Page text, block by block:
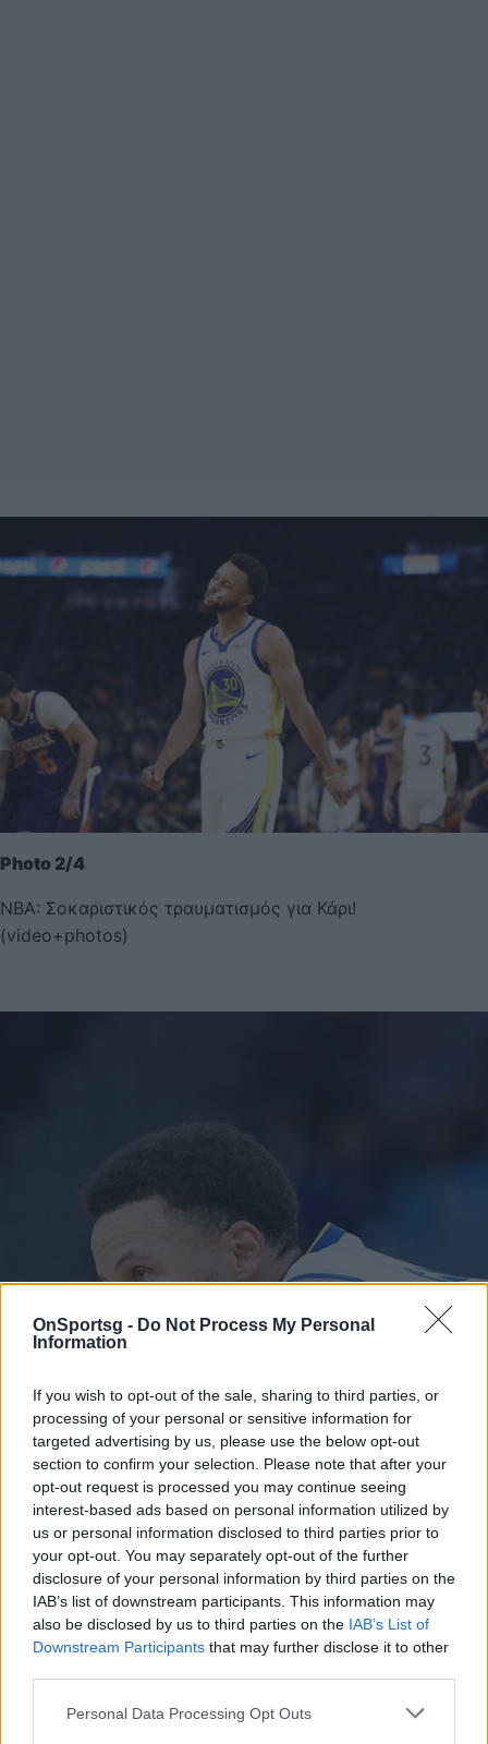
OnSportsg - Do Not Process My Personal
Information
If you wish to opt-out of the sale, sharing to third parties, or
processing of your personal or sensitive information for
targeted advertising by us, please use the below opt-out
section to confirm your selection. Please note that after your
opt-out request is processed you may continue seeing
interest-based ads based on personal information utilized by
us or personal information disclosed to third parties prior to
your opt-out. You may separately opt-out of the further
disclosure of your personal information by third parties on the
IAB’s list of downstream participants. This information may
also be disclosed by us to third parties on the IAB’s List of
Downstream Participants that may further disclose it to other
Personal Data Processing Opt Outs
Photo 2/4
NBA: Σοκαριστικός τραυματισμός για Κάρι!
(video+photos)